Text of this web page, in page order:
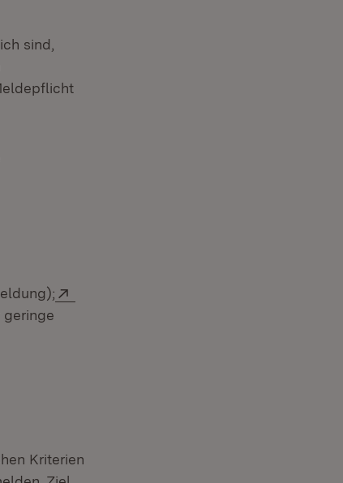
sind,
geringe
Kriterien